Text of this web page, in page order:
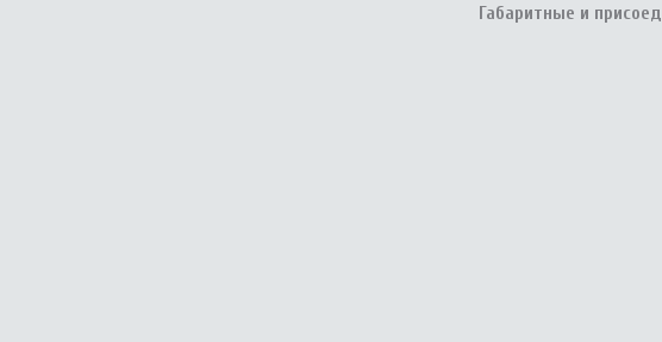
Габаритные и